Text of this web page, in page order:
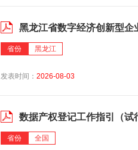
黑龙江省数字经济创新型企
省份 黑龙江
发表时间： 2026-08-03
数据产权登记工作指引（试
省份 全国